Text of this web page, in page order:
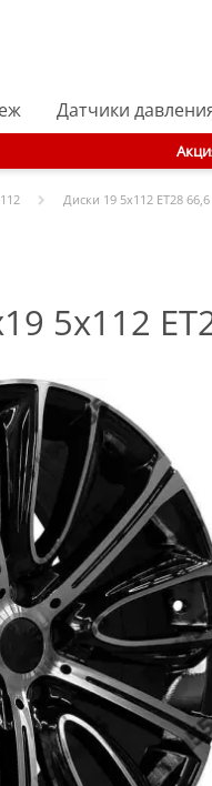
Датчики
Диски 19 5x112 ET28 66,6
5x112